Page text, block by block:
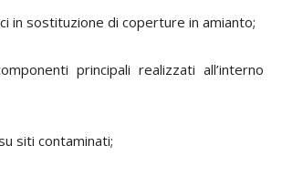
in sostituzione di coperture in amianto;
principali realizzati all’interno
siti contaminati;